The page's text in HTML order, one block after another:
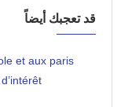
قد تعجبك أيضاً
et aux paris